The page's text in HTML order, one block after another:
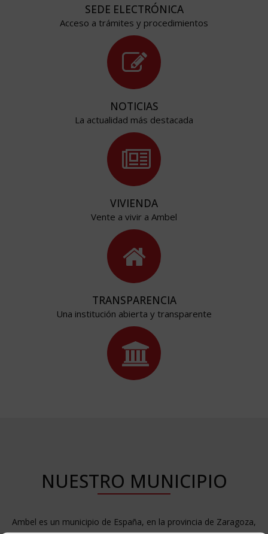
SEDE ELECTRÓNICA
Acceso a trámites y procedimientos
NOTICIAS
La actualidad más destacada
VIVIENDA
Vente a vivir a Ambel
TRANSPARENCIA
Una institución abierta y transparente
NUESTRO MUNICIPIO
Ambel es un municipio de España, en la provincia de Zaragoza,